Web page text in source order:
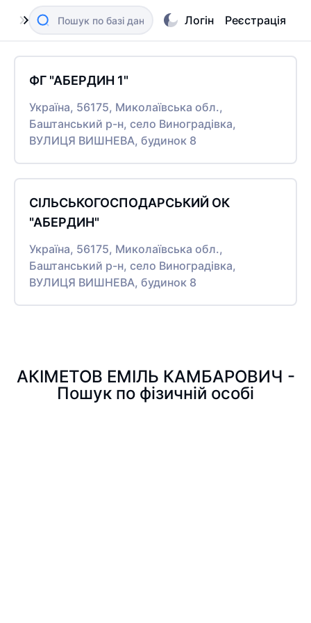
Логін Реєстрація
ФГ "АБЕРДИН 1"
Україна, 56175, Миколаївська обл.,
Баштанський р-н, село Виноградівка,
ВУЛИЦЯ ВИШНЕВА, будинок 8
СІЛЬСЬКОГОСПОДАРСЬКИЙ ОК
"АБЕРДИН"
Україна, 56175, Миколаївська обл.,
Баштанський р-н, село Виноградівка,
ВУЛИЦЯ ВИШНЕВА, будинок 8
АКІМЕТОВ ЕМІЛЬ КАМБАРОВИЧ -
Пошук по фізичній особі